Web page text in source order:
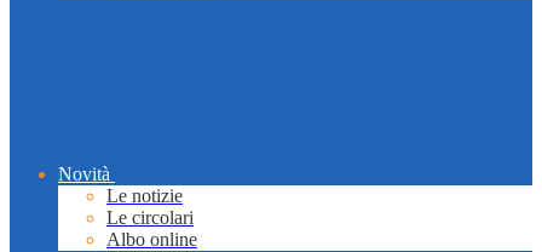
Novità
Le notizie
Le circolari
Albo online